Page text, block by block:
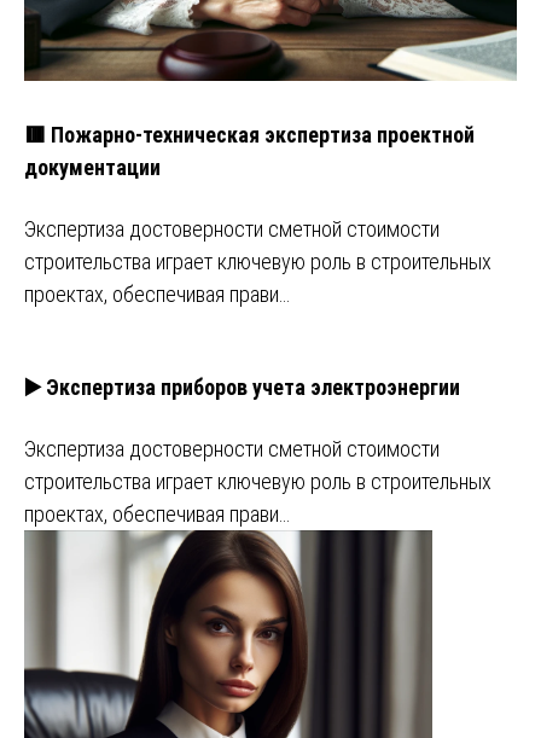
🟥 Пожарно-техническая экспертиза проектной
документации
Экспертиза достоверности сметной стоимости
строительства играет ключевую роль в строительных
проектах, обеспечивая прави…
▶️ Экспертиза приборов учета электроэнергии
Экспертиза достоверности сметной стоимости
строительства играет ключевую роль в строительных
проектах, обеспечивая прави…